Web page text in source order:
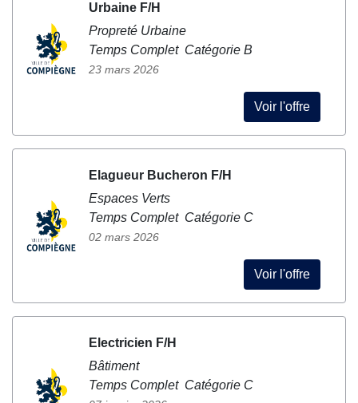
Urbaine F/H
Propreté Urbaine
Temps Complet Catégorie B
23 mars 2026
Voir l'offre
Elagueur Bucheron F/H
Espaces Verts
Temps Complet Catégorie C
02 mars 2026
Voir l'offre
Electricien F/H
Bâtiment
Temps Complet Catégorie C